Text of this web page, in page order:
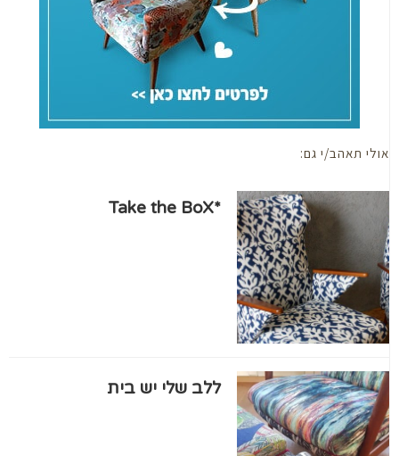
תאהב/י גם:
*Take the BoX
ללב שלי יש בית